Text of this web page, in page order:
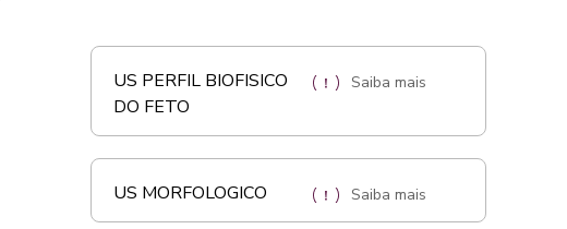
US PERFIL BIOFISICO
DO FETO
Saiba mais
US MORFOLOGICO Saiba mais